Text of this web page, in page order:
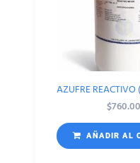
AZUFRE
$760.00
AÑADIR AL